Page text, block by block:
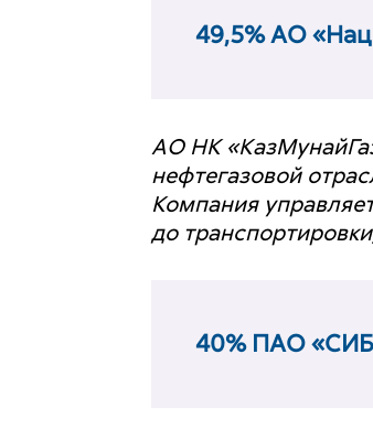
49,5% АО
АО НК
нефтегазовой
Компания
до
40% ПАО